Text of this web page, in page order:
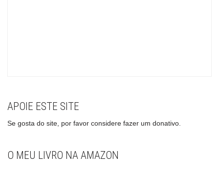
APOIE ESTE SITE
Se gosta do site, por favor considere fazer um donativo.
O MEU LIVRO NA AMAZON